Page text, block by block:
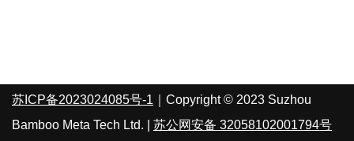
苏ICP备2023024085号-1 ｜Copyright © 2023 Suzhou
Bamboo Meta Tech Ltd. | 苏公网安备 32058102001794号